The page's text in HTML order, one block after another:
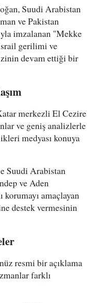
Suudi Arabistan
ve Pakistan
imzalanan "Mekke
gerilimi ve
devam ettiği bir
merkezli El Cezire
ve geniş analizlerle
medyası konuya
Suudi Arabistan
ve Aden
amaçlayan
destek vermesinin
resmi bir açıklama
farklı